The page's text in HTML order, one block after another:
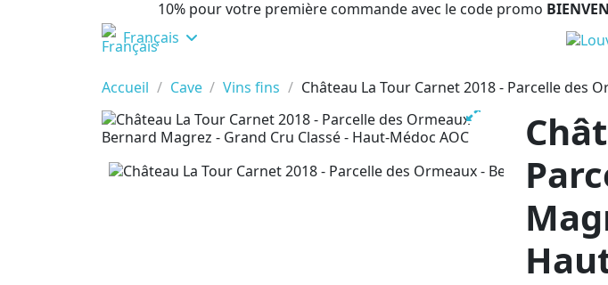
10% pour votre première commande avec le code promo
Français
Accueil
Cave Vins fins Château La Tour Carnet 2018 - Parcelle des